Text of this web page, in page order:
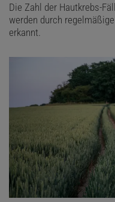
Die Zahl der Hautkrebs-
werden durch
erkannt.